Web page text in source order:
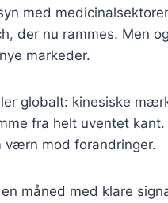
med
der nu rammes. Men
markeder.
globalt: kinesiske
fra helt uventet
mod forandringer.
måned med klare